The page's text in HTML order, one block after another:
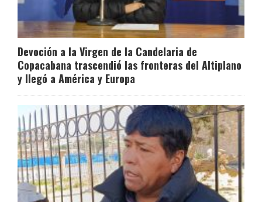
Devoción a la Virgen de la Candelaria de
Copacabana trascendió las fronteras del Altiplano
y llegó a América y Europa